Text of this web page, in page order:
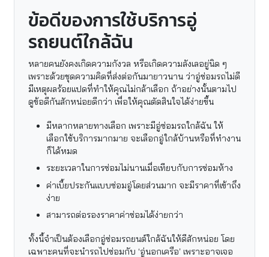
ข้อดีของการใช้บริการอู่
รถยนต์ใกล้ฉัน
หลายคนยังคงเกิดความกังวล หรือเกิดความลังเลอยู่นิด ๆ
เพราะด้วยชุดความคิดที่ส่งต่อกันมายาวนาน ว่าอู่ซ่อมรถไม่ดี
มีเหตุผลร้อยแปดที่ทำให้คุณไม่กล้าเลือก ถ้าอย่างนั้นตามไป
ดูข้อดีกันสักหน่อยดีกว่า เพื่อให้คุณตัดสินใจได้ง่ายขึ้น
มีหลากหลายทางเลือก เพราะมีอู่ซ่อมรถใกล้ฉัน ให้
เลือกใช้บริการมากมาย จะเลือกอู่ใกล้บ้านหรือที่ทำงาน
ก็ได้หมด
ระยะเวลาในการซ่อมไม่นานเมื่อเทียบกับการซ่อมห้าง
ค่าเบี้ยประกันแบบซ่อมอู่โดยส่วนมาก จะมีราคาที่เข้าถึง
ง่าย
สามารถต่อรองราคาค่าซ่อมได้ง่ายกว่า
ทั้งนี้จำเป็นต้องเลือกอู่ซ่อมรถยนต์ใกล้ฉันให้ดีสักหน่อย โดย
เฉพาะคนที่จะนำรถไปซ่อมกับ ‘อู่นอกเครือ’ เพราะอาจเจอ